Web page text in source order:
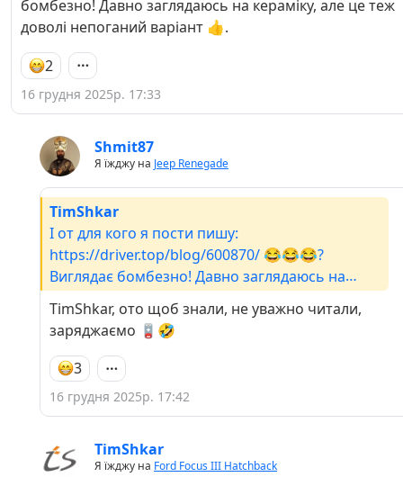
бомбезно! Давно заглядаюсь на кераміку, але це теж
доволі непоганий варіант 👍.
2
16 грудня 2025р. 17:33
Shmit87
Я їжджу на Jeep Renegade
TimShkar
І от для кого я пости пишу:
https://driver.top/blog/600870/ 😂😂😂?
Виглядає бомбезно! Давно заглядаюсь на
кераміку, але це теж доволі непоганий варіант
👍.
TimShkar, ото щоб знали, не уважно читали,
заряджаємо 🪫🤣
3
16 грудня 2025р. 17:42
TimShkar
Я їжджу на Ford Focus III Hatchback